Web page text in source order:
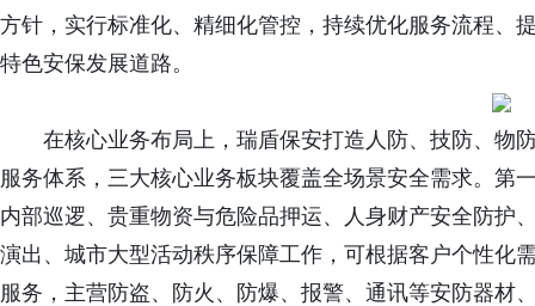
方针，实行标准化、精细化管控，持续优化服务流程、
特色安保发展道路。
在核心业务布局上，瑞盾保安打造人防、技防、物
服务体系，三大核心业务板块覆盖全场景安全需求。第
内部巡逻、贵重物资与危险品押运、人身财产安全防护
演出、城市大型活动秩序保障工作，可根据客户个性化
服务，主营防盗、防火、防爆、报警、通讯等安防器材